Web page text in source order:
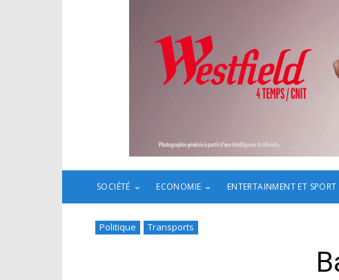
SOCIÉTÉ ECONOMIE ENTERTAINMENT ET SPORT
Politique Transports